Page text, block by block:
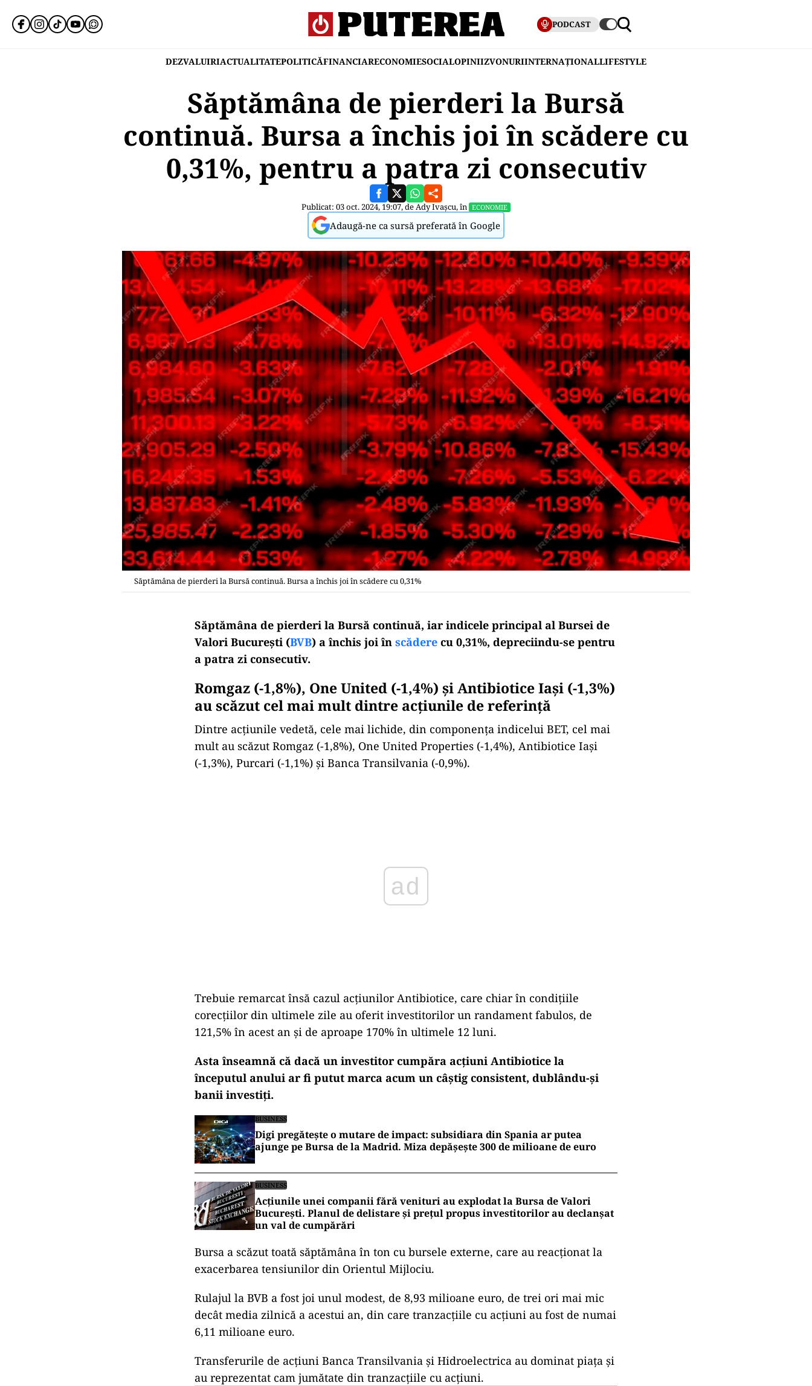
PODCAST
DEZVALUIRIACTUALITATEPOLITICĂFINANCIARECONOMIESOCIALOPINIIZVONURIINTERNAȚIONALLIFESTYLE
Săptămâna de pierderi la Bursă
continuă. Bursa a închis joi în scădere cu
0,31%, pentru a patra zi consecutiv
Publicat: 03 oct. 2024, 19:07, deAdy Ivașcu, în ECONOMIE
Adaugă-ne ca sursă preferată în Google
Săptămâna de pierderi la Bursă continuă. Bursa a închis joi în scădere cu 0,31%
Săptămâna de pierderi la Bursă continuă, iar indicele principal al Bursei de
Valori Bucureşti (BVB) a închis joi în scădere cu 0,31%, depreciindu-se pentru
a patra zi consecutiv.
Romgaz (-1,8%), One United (-1,4%) şi Antibiotice Iaşi (-1,3%)
au scăzut cel mai mult dintre acţiunile de referinţă
Dintre acţiunile vedetă, cele mai lichide, din componenţa indicelui BET, cel mai
mult au scăzut Romgaz (-1,8%), One United Properties (-1,4%), Antibiotice Iaşi
(-1,3%), Purcari (-1,1%) şi Banca Transilvania (-0,9%).
Trebuie remarcat însă cazul acţiunilor Antibiotice, care chiar în condiţiile
corecţiilor din ultimele zile au oferit investitorilor un randament fabulos, de
121,5% în acest an şi de aproape 170% în ultimele 12 luni.
Asta înseamnă că dacă un investitor cumpăra acţiuni Antibiotice la
începutul anului ar fi putut marca acum un câştig consistent, dublându-şi
banii investiţi.
BUSINESS
Digi pregătește o mutare de impact: subsidiara din Spania ar putea
ajunge pe Bursa de la Madrid. Miza depășește 300 de milioane de euro
BUSINESS
Acțiunile unei companii fără venituri au explodat la Bursa de Valori
București. Planul de delistare și prețul propus investitorilor au declanșat
un val de cumpărări
Bursa a scăzut toată săptămâna în ton cu bursele externe, care au reacţionat la
exacerbarea tensiunilor din Orientul Mijlociu.
Rulajul la BVB a fost joi unul modest, de 8,93 milioane euro, de trei ori mai mic
decât media zilnică a acestui an, din care tranzacţiile cu acţiuni au fost de numai
6,11 milioane euro.
Transferurile de acţiuni Banca Transilvania şi Hidroelectrica au dominat piaţa şi
au reprezentat cam jumătate din tranzacţiile cu acţiuni.